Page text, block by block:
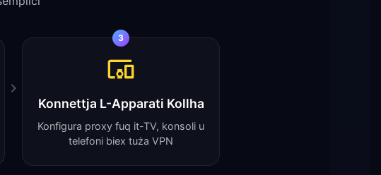
3
Konnettja L-Apparati Kollha
Konfigura proxy fuq it-TV, konsoli u
telefoni biex tuża VPN